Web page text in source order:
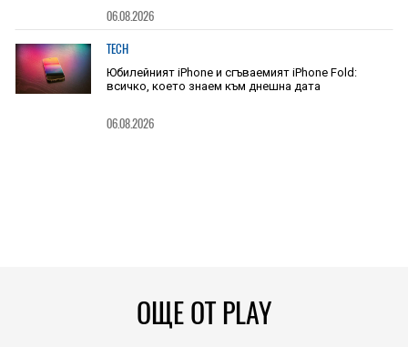
06.08.2026
TECH
Юбилейният iPhone и сгъваемият iPhone Fold:
всичко, което знаем към днешна дата
06.08.2026
ОЩЕ ОТ PLAY